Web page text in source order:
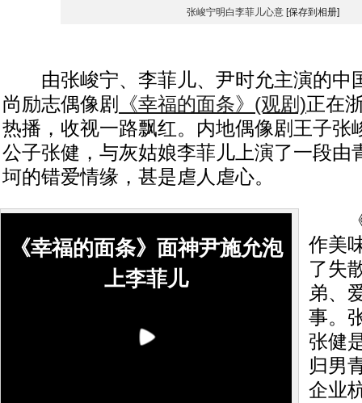
张峻宁明白李菲儿心意 [保存到相册]
由张峻宁、李菲儿、尹时允主演的中
尚励志偶像剧
《幸福的面条》(观剧)正在
热播，收视一路飘红。内地偶像剧王子张
公子张健，与灰姑娘李菲儿上演了一段由
坷的错爱情缘，甚是虐人虐心。
《幸福的面条》面神尹施允泡
上李菲儿
《
作美
了失
弟、
事。
张健
归男
企业